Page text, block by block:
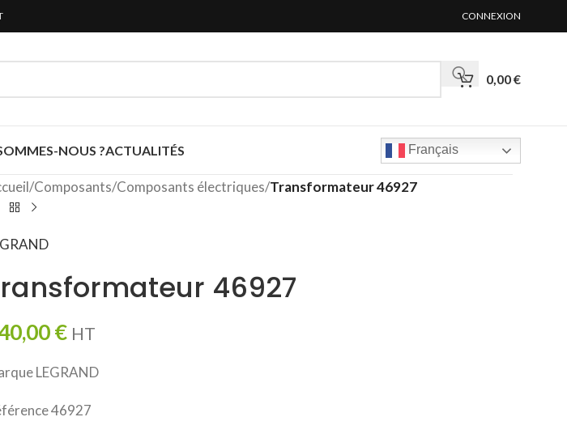
CONNEXION
0,00€
NOUS ?ACTUALITÉS Français
/Composants/Composants électriques/Transformateur 46927
46927
€ HT
LEGRAND
46927